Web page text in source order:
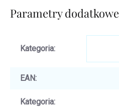
Parametry dodatkowe
Kategoria:
EAN:
Kategoria: